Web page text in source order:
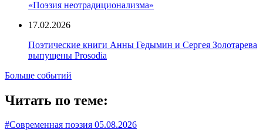
«Поэзия неотрадиционализма»
17.02.2026
Поэтические книги Анны Гедымин и Сергея Золотарева
выпущены Prosodia
Больше событий
Читать по теме:
#Современная поэзия 05.08.2026